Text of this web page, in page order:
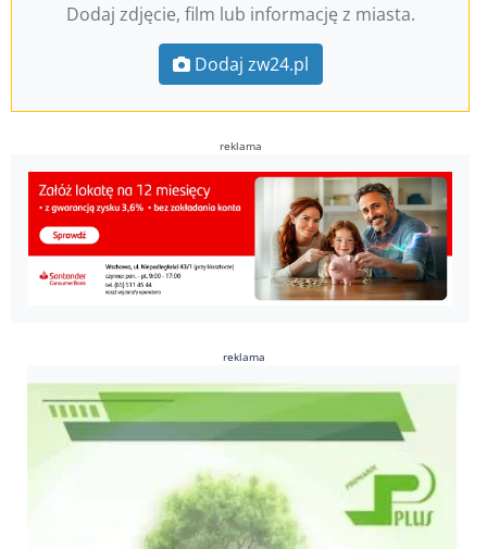
Dodaj zdjęcie, film lub informację z miasta.
Dodaj zw24.pl
reklama
reklama